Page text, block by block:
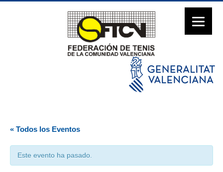
« Todos los Eventos
Este evento ha pasado.